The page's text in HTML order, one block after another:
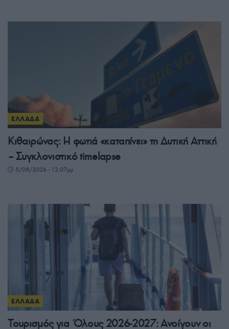
ΕΛΛΑΔΑ
Κιθαιρώνας: Η φωτιά «καταπίνει» τη Δυτική Αττική
– Συγκλονιστικό timelapse
5/08/2026 - 12:07μμ
ΕΛΛΑΔΑ
Τουρισμός για Όλους 2026-2027: Ανοίγουν οι